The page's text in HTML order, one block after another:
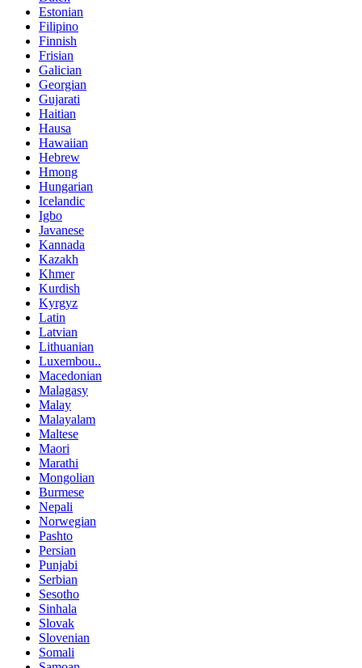
Estonian
Filipino
Finnish
Frisian
Galician
Georgian
Gujarati
Haitian
Hausa
Hawaiian
Hebrew
Hmong
Hungarian
Icelandic
Igbo
Javanese
Kannada
Kazakh
Khmer
Kurdish
Kyrgyz
Latin
Latvian
Lithuanian
Luxembou..
Macedonian
Malagasy
Malay
Malayalam
Maltese
Maori
Marathi
Mongolian
Burmese
Nepali
Norwegian
Pashto
Persian
Punjabi
Serbian
Sesotho
Sinhala
Slovak
Slovenian
Somali